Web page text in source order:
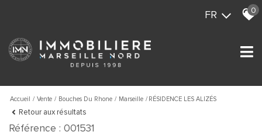
FR 0
Accueil Vente Bouches Du Rhone Marseille RÉSIDENCE LES ALIZÉS
Retour aux résultats
Référence : 001531